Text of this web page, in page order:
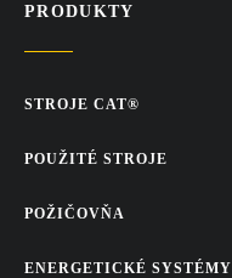
PRODUKTY
STROJE CAT®
POUŽITÉ STROJE
POŽIČOVŇA
ENERGETICKÉ SYSTÉMY